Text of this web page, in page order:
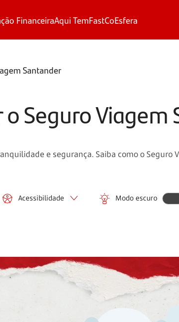
FinanceiraAqui TemFastCoEsfera
Santander
Seguro Viagem
e segurança. Saiba como o Seguro
Acessibilidade Modo escuro